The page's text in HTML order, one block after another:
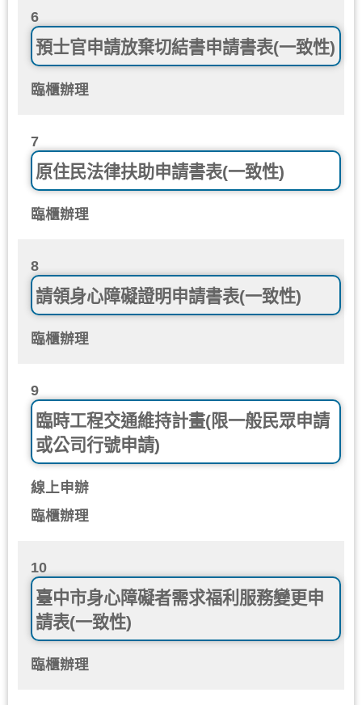
6
預士官申請放棄切結書申請書表(一致性)
臨櫃辦理
7
原住民法律扶助申請書表(一致性)
臨櫃辦理
8
請領身心障礙證明申請書表(一致性)
臨櫃辦理
9
臨時工程交通維持計畫(限一般民眾申請
或公司行號申請)
線上申辦
臨櫃辦理
10
臺中市身心障礙者需求福利服務變更申
請表(一致性)
臨櫃辦理